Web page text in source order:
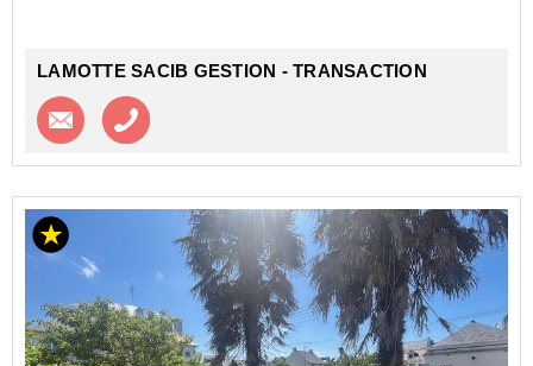
LAMOTTE SACIB GESTION - TRANSACTION
Contacter l'agence